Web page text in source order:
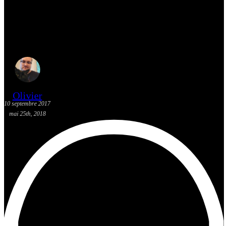
Olivier
10 septembre 2017
mai 25th, 2018